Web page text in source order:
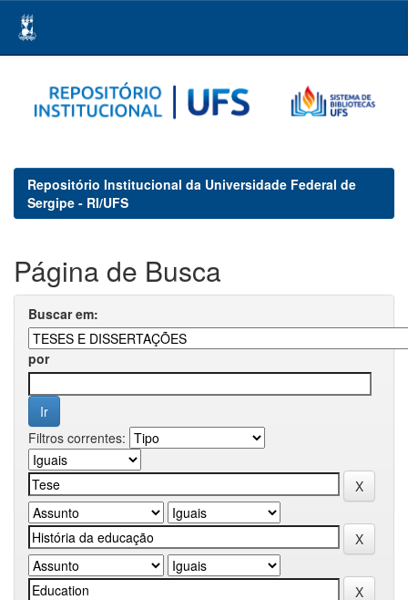
navigation
Repositório Institucional da Universidade Federal de
Sergipe - RI/UFS
Página de Busca
Buscar em:
por
Filtros correntes: